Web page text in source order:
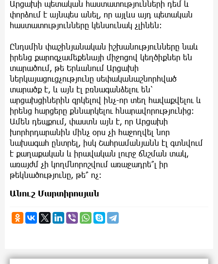
Արցախի պետական հաստատությունների դեմ և
փորձում է այնպես անել, որ այլևս այդ պետական
հաստատությունները կենսունակ չլինեն։
Ընդսմին փաշինյանական իշխանությունները նաև
իրենց քարոզչամեքենայի միջոցով կեղծիքներ են
տարածում, թե Երևանում Արցախի
ներկայացուցչությունը սեփականաշնորհված
տարածք է, և այն էլ բռնագանձելու են՝
արցախցիներին զրկելով ինչ-որ տեղ հավաքվելու և
իրենց հարցերը քննարկելու հնարավորությունից։
Ամեն դեպքում, փաստն այն է, որ Արցախի
խորհրդարանին մինչ օրս չի հաջողվել նոր
նախագահ ընտրել, իսկ Շահրամանյանն էլ գտնվում
է քաղաքական և իրավական լուրջ ճնշման տակ,
առայժմ չի կողմնորոշվում առաջադրե՞լ իր
թեկնածությունը, թե՞ ոչ։
Անուշ Մարտիրոսյան